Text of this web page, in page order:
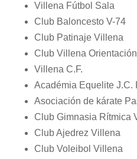
Villena Fútbol Sala
Club Baloncesto V-74
Club Patinaje Villena
Club Villena Orientación
Villena C.F.
Académia Equelite J.C.
Asociación de kárate
Club Gimnasia Rítmica
Club Ajedrez Villena
Club Voleibol Villena